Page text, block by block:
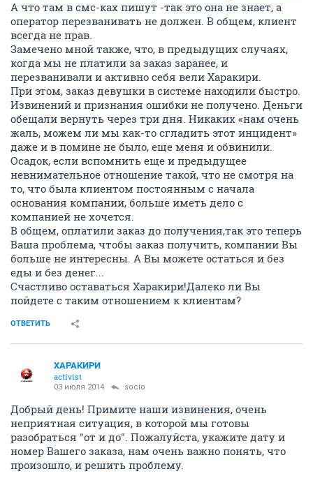
А что там в смс-ках пишут -так это она не знает, а
оператор перезванивать не должен. В общем, клиент
всегда не прав.
Замечено мной также, что, в предыдущих случаях,
когда мы не платили за заказ заранее, и
перезванивали и активно себя вели Харакири.
При этом, заказ девушки в системе находили быстро.
Извинений и признания ошибки не получено. Деньги
обещали вернуть через три дня. Никаких «нам очень
жаль, можем ли мы как-то сгладить этот инцидент»
даже и в помине не было, еще меня и обвинили.
Осадок, если вспомнить еще и предыдущее
невнимательное отношение такой, что не смотря на
то, что была клиентом постоянным с начала
основания компании, больше иметь дело с
компанией не хочется.
В общем, оплатили заказ до получения,так это теперь
Ваша проблема, чтобы заказ получить, компании Вы
больше не интересны. А Вы можете остаться и без
еды и без денег...
Счастливо оставаться Харакири!Далеко ли Вы
пойдете с таким отношением к клиентам?
ОТВЕТИТЬ
ХАРАКИРИ
activist
03 июля 2014 socio
Добрый день! Примите наши извинения, очень
неприятная ситуация, в которой мы готовы
разобраться "от и до". Пожалуйста, укажите дату и
номер Вашего заказа, нам очень важно понять, что
произошло, и решить проблему.